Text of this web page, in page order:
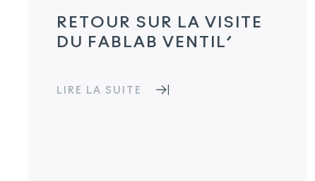
RETOUR SUR LA VISITE
DU FABLAB VENTIL’
LIRE LA SUITE